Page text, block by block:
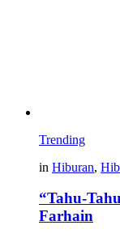
Trending
in Hiburan,
“Tahu-
Farhain